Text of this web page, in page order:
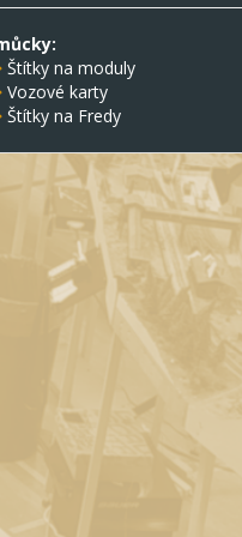
Štítky na moduly
Vozové karty
Štítky na Fredy